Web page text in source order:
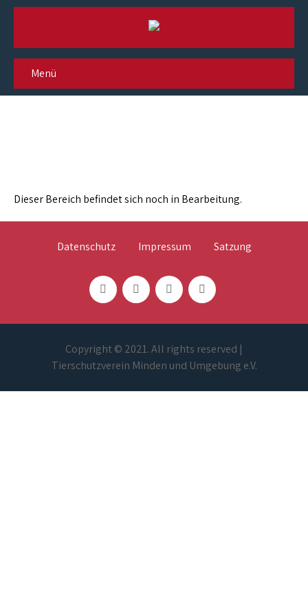
Menü
Dieser Bereich befindet sich noch in Bearbeitung.
Datenschutz Impressum Satzung
Copyright © 2021. All rights reserved |
Tierschutzverein Minden und Umgebung e.V.